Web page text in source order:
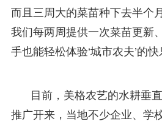
而且三周大的菜苗种下去半个
我们每两周提供一次菜苗更新
手也能轻松体验‘城市农夫’的快
目前，美格农艺的水耕垂
推广开来，当地不少企业、学